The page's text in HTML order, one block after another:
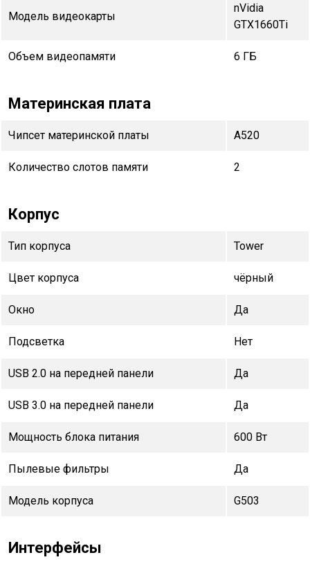
Модель видеокарты
nVidia
GTX1660Ti
Объем видеопамяти 6 ГБ
Материнская плата
Чипсет материнской платы A520
Количество слотов памяти 2
Корпус
Тип корпуса Tower
Цвет корпуса чёрный
Окно Да
Подсветка Нет
USB 2.0 на передней панели Да
USB 3.0 на передней панели Да
Мощность блока питания 600 Вт
Пылевые фильтры Да
Модель корпуса G503
Интерфейсы